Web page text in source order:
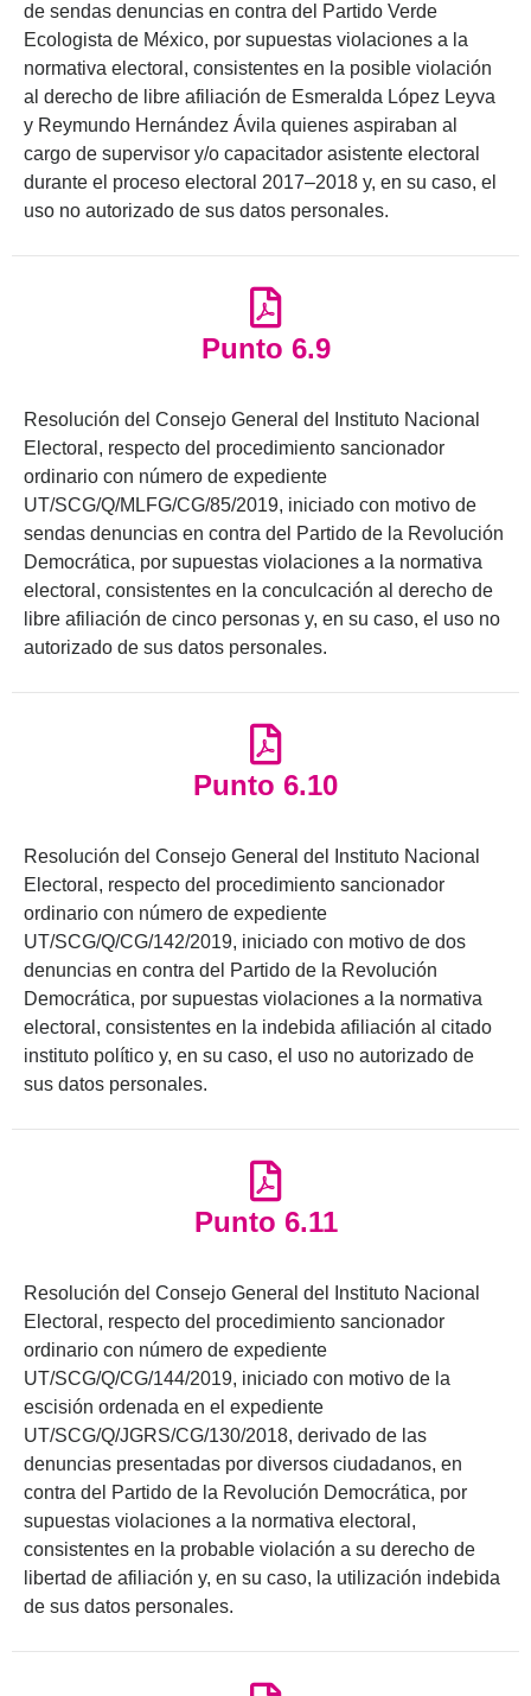
de sendas denuncias en contra del Partido Verde
Ecologista de México, por supuestas violaciones a la
normativa electoral, consistentes en la posible violación
al derecho de libre afiliación de Esmeralda López Leyva
y Reymundo Hernández Ávila quienes aspiraban al
cargo de supervisor y/o capacitador asistente electoral
durante el proceso electoral 2017–2018 y, en su caso, el
uso no autorizado de sus datos personales.
Punto 6.9
Resolución del Consejo General del Instituto Nacional
Electoral, respecto del procedimiento sancionador
ordinario con número de expediente
UT/SCG/Q/MLFG/CG/85/2019, iniciado con motivo de
sendas denuncias en contra del Partido de la Revolución
Democrática, por supuestas violaciones a la normativa
electoral, consistentes en la conculcación al derecho de
libre afiliación de cinco personas y, en su caso, el uso no
autorizado de sus datos personales.
Punto 6.10
Resolución del Consejo General del Instituto Nacional
Electoral, respecto del procedimiento sancionador
ordinario con número de expediente
UT/SCG/Q/CG/142/2019, iniciado con motivo de dos
denuncias en contra del Partido de la Revolución
Democrática, por supuestas violaciones a la normativa
electoral, consistentes en la indebida afiliación al citado
instituto político y, en su caso, el uso no autorizado de
sus datos personales.
Punto 6.11
Resolución del Consejo General del Instituto Nacional
Electoral, respecto del procedimiento sancionador
ordinario con número de expediente
UT/SCG/Q/CG/144/2019, iniciado con motivo de la
escisión ordenada en el expediente
UT/SCG/Q/JGRS/CG/130/2018, derivado de las
denuncias presentadas por diversos ciudadanos, en
contra del Partido de la Revolución Democrática, por
supuestas violaciones a la normativa electoral,
consistentes en la probable violación a su derecho de
libertad de afiliación y, en su caso, la utilización indebida
de sus datos personales.